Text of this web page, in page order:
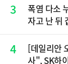
3
폭염 다소
자고 난 뒤
4
[데일리안
사", SK하